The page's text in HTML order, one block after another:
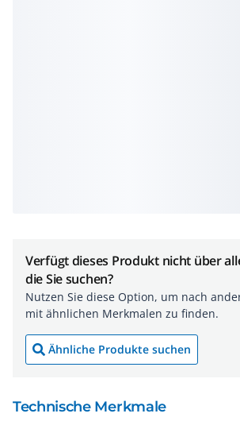
Verfügt dieses Produkt nicht über
die Sie suchen?
Nutzen Sie diese Option, um nach
mit ähnlichen Merkmalen zu finden.
Ähnliche Produkte suchen
Technische Merkmale